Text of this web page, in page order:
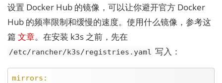
设置 Docker Hub 的镜像，可以让你避开官方 Docker
Hub 的频率限制和缓慢的速度。使用什么镜像，参考这
篇 文章。在安装 k3s 之前，先在
/etc/rancher/k3s/registries.yaml 写入：
mirrors: